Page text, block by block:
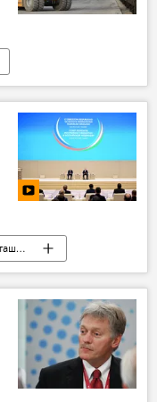
Владимир Путиннинг Ўзбекистонга давлат ташрифи - 2024 йил